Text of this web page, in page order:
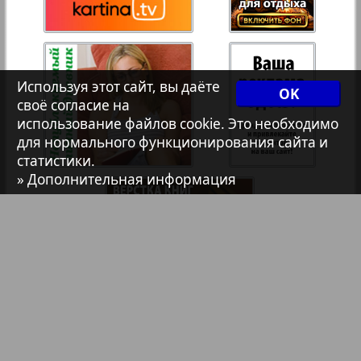
7
3
7плюс7я
Авангард
АйБолит
Акцент
OK
Используя этот сайт, вы даёте
своё согласие на
использование файлов cookie. Это необходимо
для нормального функционирования сайта и
статистики.
» Дополнительная информация